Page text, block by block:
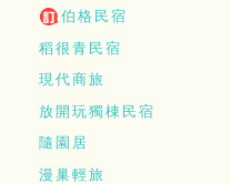
伯格民宿
稻很青民宿
現代商旅
放開玩獨棟民宿
隨園居
漫巢輕旅